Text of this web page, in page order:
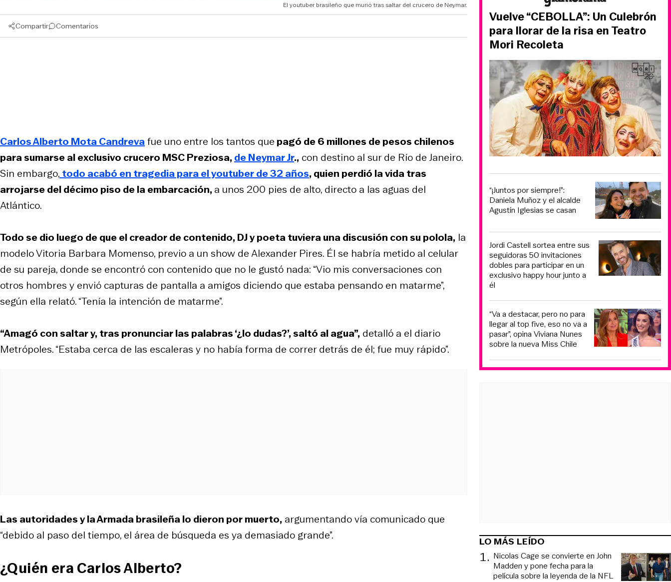
El youtuber brasileño que murió tras saltar del crucero de Neymar.
Compartir Comentarios
Carlos Alberto Mota Candrevafue uno entre los tantos que pagó de 6 millones de pesos chilenos
para sumarse al exclusivo crucero MSC Preziosa,de Neymar Jr., con destino al sur de Río de Janeiro.
Sin embargo, todo acabó en tragedia para el youtuber de 32 años, quien perdió la vida tras
arrojarse del décimo piso de la embarcación,a unos 200 pies de alto, directo a las aguas del
Atlántico.
Todo se dio luego de que el creador de contenido, DJ y poeta tuviera una discusión con su polola, la
modelo Vitoria Barbara Momenso, previo a un show de Alexander Pires. Él se habría metido al celular
de su pareja, donde se encontró con contenido que no le gustó nada: “Vio mis conversaciones con
otros hombres y envió capturas de pantalla a amigos diciendo que estaba pensando en matarme”,
según ella relató. “Tenía la intención de matarme”.
“Amagó con saltar y, tras pronunciar las palabras ‘¿lo dudas?’, saltó al agua”, detalló a el diario
Metrópoles. “Estaba cerca de las escaleras y no había forma de correr detrás de él; fue muy rápido”.
Las autoridades y la Armada brasileña lo dieron por muerto, argumentando vía comunicado que
“debido al paso del tiempo, el área de búsqueda es ya demasiado grande”.
¿Quién era Carlos Alberto?
Vuelve “CEBOLLA”: Un Culebrón
para llorar de la risa en Teatro
Mori Recoleta
“¡Juntos por siempre!”:
Daniela Muñoz y el alcalde
Agustín Iglesias se casan
Jordi Castell sortea entre sus
seguidoras 50 invitaciones
dobles para participar en un
exclusivo happy hour junto a
él
“Va a destacar, pero no para
llegar al top five, eso no va a
pasar”, opina Viviana Nunes
sobre la nueva Miss Chile
LO MÁS LEÍDO
1. Nicolas Cage se convierte en John
Madden y pone fecha para la
película sobre la leyenda de la NFL